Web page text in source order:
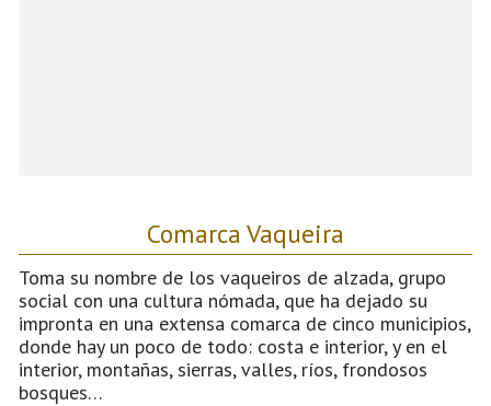
Comarca Vaqueira
Toma su nombre de los vaqueiros de alzada, grupo
social con una cultura nómada, que ha dejado su
impronta en una extensa comarca de cinco municipios,
donde hay un poco de todo: costa e interior, y en el
interior, montañas, sierras, valles, ríos, frondosos
bosques…